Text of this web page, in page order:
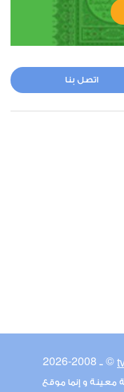
اتصل بنا
© ـ 2008-2026
معينة و إنما موقع